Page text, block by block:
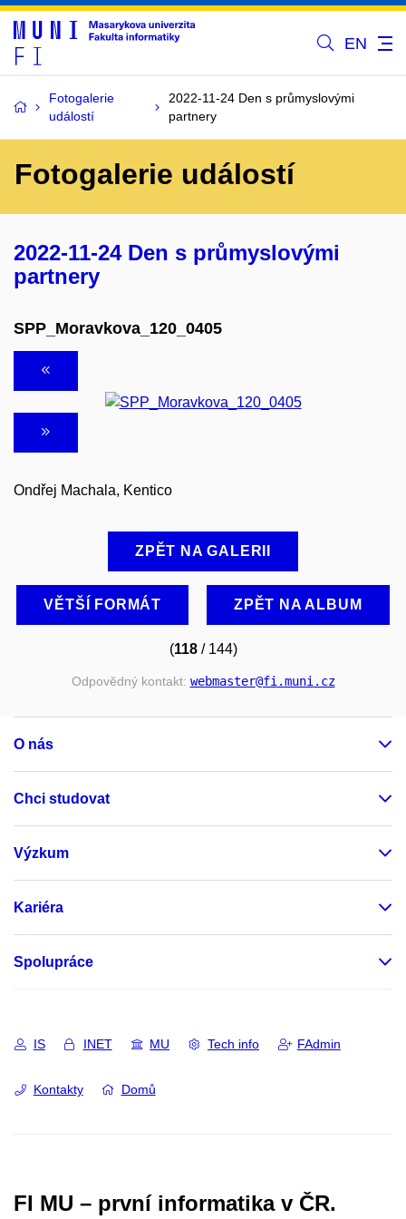
EN
Fotogalerie
událostí
2022-11-24 Den s průmyslovými
partnery
Fotogalerie událostí
2022-11-24 Den s průmyslovými
partnery
SPP_Moravkova_120_0405
Ondřej Machala, Kentico
ZPĚT NA GALERII
VĚTŠÍ FORMÁT ZPĚT NA ALBUM
(118/ 144)
Odpovědný kontakt: webmaster@fi .muni .cz
O nás
Chci studovat
Výzkum
Kariéra
Spolupráce
IS INET MU Tech info FAdmin
Kontakty Domů
FI MU – první informatika v ČR.